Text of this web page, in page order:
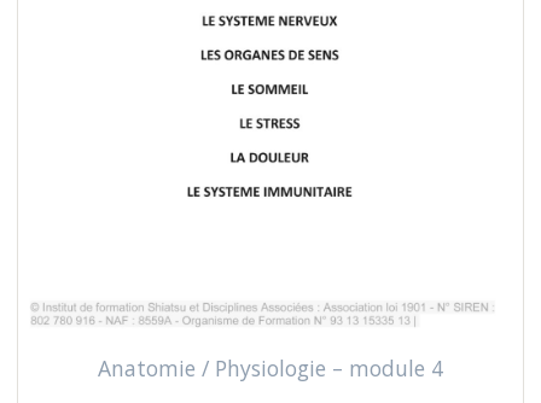
Anatomie / Physiologie – module 4